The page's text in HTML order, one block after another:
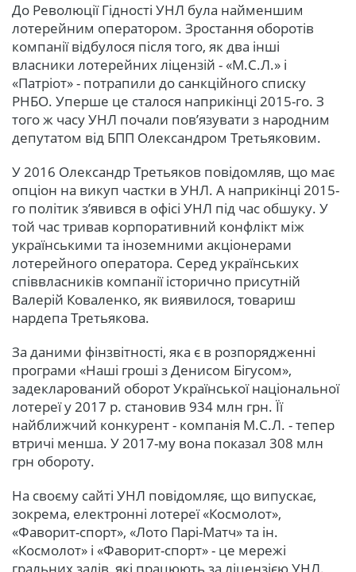
До Революції Гідності УНЛ була найменшим
лотерейним оператором. Зростання оборотів
компанії відбулося після того, як два інші
власники лотерейних ліцензій - «М.С.Л.» і
«Патріот» - потрапили до санкційного списку
РНБО. Уперше це сталося наприкінці 2015-го. З
того ж часу УНЛ почали пов’язувати з народним
депутатом від БПП Олександром Третьяковим.
У 2016 Олександр Третьяков повідомляв, що має
опціон на викуп частки в УНЛ. А наприкінці 2015-
го політик з’явився в офісі УНЛ під час обшуку. У
той час тривав корпоративний конфлікт між
українськими та іноземними акціонерами
лотерейного оператора. Серед українських
співвласників компанії історично присутній
Валерій Коваленко, як виявилося, товариш
нардепа Третьякова.
За даними фінзвітності, яка є в розпорядженні
програми «Наші гроші з Денисом Бігусом»,
задекларований оборот Української національної
лотереї у 2017 р. становив 934 млн грн. Її
найближчий конкурент - компанія М.С.Л. - тепер
втричі менша. У 2017-му вона показал 308 млн
грн обороту.
На своєму сайті УНЛ повідомляє, що випускає,
зокрема, електронні лотереї «Космолот»,
«Фаворит-спорт», «Лото Парі-Матч» та ін.
«Космолот» і «Фаворит-спорт» - це мережі